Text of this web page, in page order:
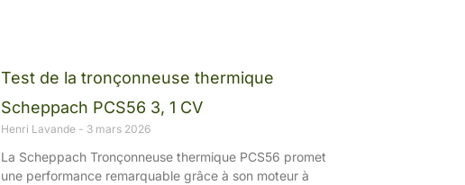
Test de la tronçonneuse thermique
Scheppach PCS56 3, 1 CV
Henri Lavande 3 mars 2026
La Scheppach Tronçonneuse thermique PCS56 promet
une performance remarquable grâce à son moteur à